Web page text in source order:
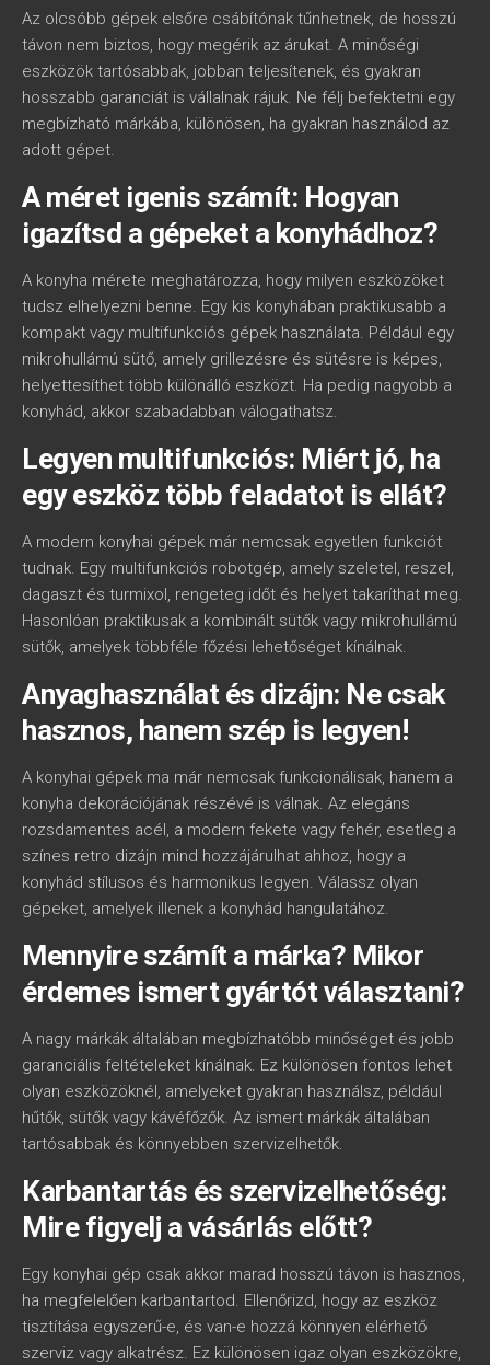
Az olcsóbb gépek elsőre csábítónak tűnhetnek, de hosszú
távon nem biztos, hogy megérik az árukat. A minőségi
eszközök tartósabbak, jobban teljesítenek, és gyakran
hosszabb garanciát is vállalnak rájuk. Ne félj befektetni egy
megbízható márkába, különösen, ha gyakran használod az
adott gépet.
A méret igenis számít: Hogyan
igazítsd a gépeket a konyhádhoz?
A konyha mérete meghatározza, hogy milyen eszközöket
tudsz elhelyezni benne. Egy kis konyhában praktikusabb a
kompakt vagy multifunkciós gépek használata. Például egy
mikrohullámú sütő, amely grillezésre és sütésre is képes,
helyettesíthet több különálló eszközt. Ha pedig nagyobb a
konyhád, akkor szabadabban válogathatsz.
Legyen multifunkciós: Miért jó, ha
egy eszköz több feladatot is ellát?
A modern konyhai gépek már nemcsak egyetlen funkciót
tudnak. Egy multifunkciós robotgép, amely szeletel, reszel,
dagaszt és turmixol, rengeteg időt és helyet takaríthat meg.
Hasonlóan praktikusak a kombinált sütők vagy mikrohullámú
sütők, amelyek többféle főzési lehetőséget kínálnak.
Anyaghasználat és dizájn: Ne csak
hasznos, hanem szép is legyen!
A konyhai gépek ma már nemcsak funkcionálisak, hanem a
konyha dekorációjának részévé is válnak. Az elegáns
rozsdamentes acél, a modern fekete vagy fehér, esetleg a
színes retro dizájn mind hozzájárulhat ahhoz, hogy a
konyhád stílusos és harmonikus legyen. Válassz olyan
gépeket, amelyek illenek a konyhád hangulatához.
Mennyire számít a márka? Mikor
érdemes ismert gyártót választani?
A nagy márkák általában megbízhatóbb minőséget és jobb
garanciális feltételeket kínálnak. Ez különösen fontos lehet
olyan eszközöknél, amelyeket gyakran használsz, például
hűtők, sütők vagy kávéfőzők. Az ismert márkák általában
tartósabbak és könnyebben szervizelhetők.
Karbantartás és szervizelhetőség:
Mire figyelj a vásárlás előtt?
Egy konyhai gép csak akkor marad hosszú távon is hasznos,
ha megfelelően karbantartod. Ellenőrizd, hogy az eszköz
tisztítása egyszerű-e, és van-e hozzá könnyen elérhető
szerviz vagy alkatrész. Ez különösen igaz olyan eszközökre,